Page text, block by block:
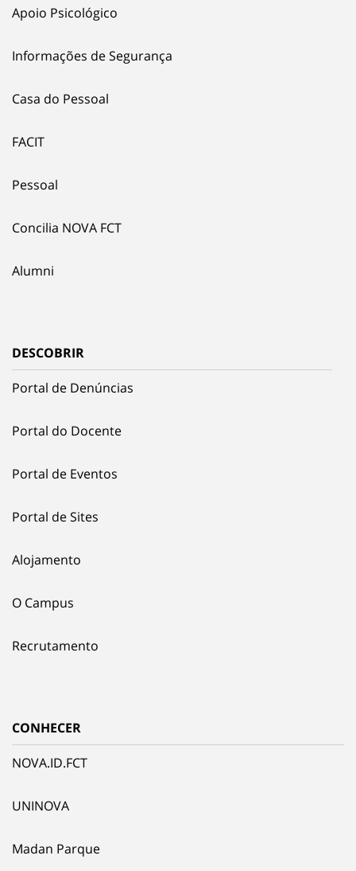
Apoio Psicológico
Informações de Segurança
Casa do Pessoal
FACIT
Pessoal
Concilia NOVA FCT
Alumni
DESCOBRIR
Portal de Denúncias
Portal do Docente
Portal de Eventos
Portal de Sites
Alojamento
O Campus
Recrutamento
CONHECER
NOVA.ID.FCT
UNINOVA
Madan Parque